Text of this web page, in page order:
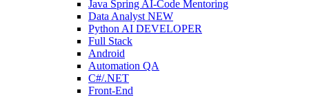
Java Spring AI-Code Mentoring
Data Analyst NEW
Python AI DEVELOPER
Full Stack
Android
Automation QA
C#/.NET
Front-End